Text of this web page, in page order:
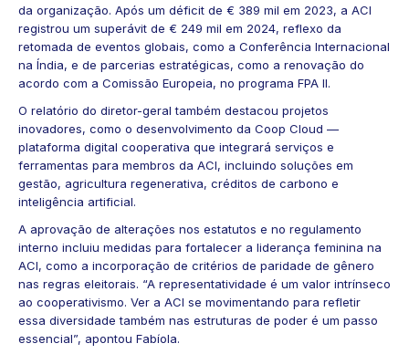
da organização. Após um déficit de € 389 mil em 2023, a ACI
registrou um superávit de € 249 mil em 2024, reflexo da
retomada de eventos globais, como a Conferência Internacional
na Índia, e de parcerias estratégicas, como a renovação do
acordo com a Comissão Europeia, no programa FPA II.
O relatório do diretor-geral também destacou projetos
inovadores, como o desenvolvimento da Coop Cloud —
plataforma digital cooperativa que integrará serviços e
ferramentas para membros da ACI, incluindo soluções em
gestão, agricultura regenerativa, créditos de carbono e
inteligência artificial.
A aprovação de alterações nos estatutos e no regulamento
interno incluiu medidas para fortalecer a liderança feminina na
ACI, como a incorporação de critérios de paridade de gênero
nas regras eleitorais. “A representatividade é um valor intrínseco
ao cooperativismo. Ver a ACI se movimentando para refletir
essa diversidade também nas estruturas de poder é um passo
essencial”, apontou Fabíola.